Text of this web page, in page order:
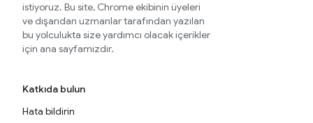
istiyoruz. Bu site, Chrome ekibinin üyeleri
ve dışarıdan uzmanlar tarafından yazılan
bu yolculukta size yardımcı olacak içerikler
için ana sayfamızdır.
Katkıda bulun
Hata bildirin